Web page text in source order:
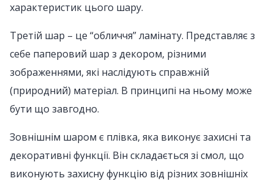
характеристик цього шару.
Третій шар – це “обличчя” ламінату. Представляє з
себе паперовий шар з декором, різними
зображеннями, які наслідують справжній
(природний) матеріал. В принципі на ньому може
бути що завгодно.
Зовнішнім шаром є плівка, яка виконує захисні та
декоративні функції. Він складається зі смол, що
виконують захисну функцію від різних зовнішніх